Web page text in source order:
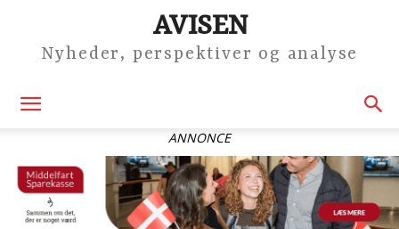
AVISEN
Nyheder, perspektiver og analyse
ANNONCE